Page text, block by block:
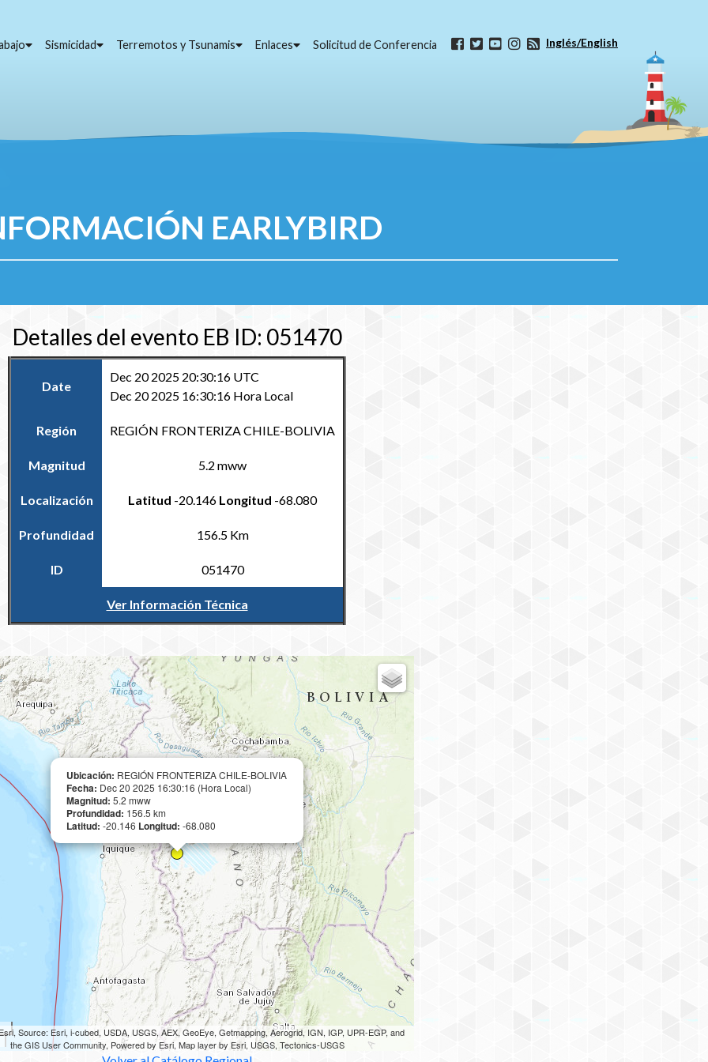
Sismicidad Terremotos y Tsunamis Enlaces Solicitud de Conferencia Inglés/English
EARLYBIRD
Detalles del evento EB ID: 051470
Date
Dec 20 2025 20:30:16 UTC
Dec 20 2025 16:30:16 Hora Local
Región REGIÓN FRONTERIZA CHILE-BOLIVIA
Magnitud 5.2 mww
Localización Latitud -20.146 Longitud -68.080
Profundidad 156.5 Km
ID 051470
Ver Información Técnica
Volver al Catálogo Regional
Ubicación: REGIÓN FRONTERIZA CHILE-BOLIVIA
Fecha: Dec 20 2025 16:30:16 (Hora Local)
Magnitud: 5.2 mww
Profundidad: 156.5 km
Latitud: -20.146 Longitud: -68.080
Source: Esri, i-cubed, USDA, USGS, AEX, GeoEye, Getmapping, Aerogrid, IGN, IGP, UPR-EGP, and
the GIS User Community, Powered by Esri, Map layer by Esri, USGS, Tectonics-USGS